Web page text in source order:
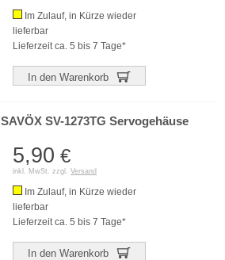
Im Zulauf, in Kürze wieder
lieferbar
Lieferzeit ca. 5 bis 7 Tage*
In den Warenkorb
SAVÖX SV-1273TG Servogehäuse
5,90 €
inkl. MwSt. zzgl. Versand
Im Zulauf, in Kürze wieder
lieferbar
Lieferzeit ca. 5 bis 7 Tage*
In den Warenkorb